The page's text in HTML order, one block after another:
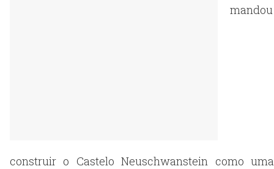
mandou
construir o Castelo Neuschwanstein como uma